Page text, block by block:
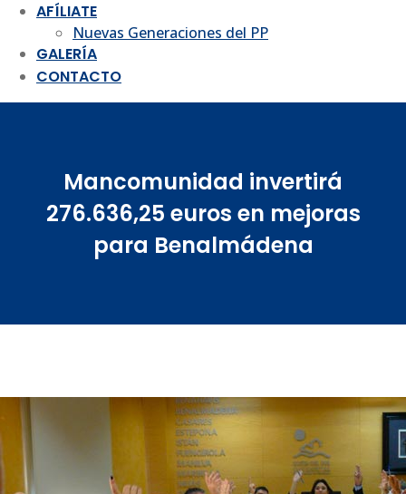
AFÍLIATE
Nuevas Generaciones del PP
GALERÍA
CONTACTO
Mancomunidad invertirá
276.636,25 euros en mejoras
para Benalmádena